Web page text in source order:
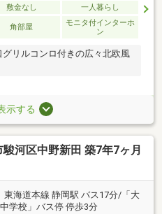
敷金なし 一人暮らし
角部屋
モニタ付インターホ
ン
リルコンロ付きの広々北欧風
示する
河区中野新田 築7年7ヶ月
東海道本線 静岡駅 バス17分/「大
学校」バス停 停歩3分